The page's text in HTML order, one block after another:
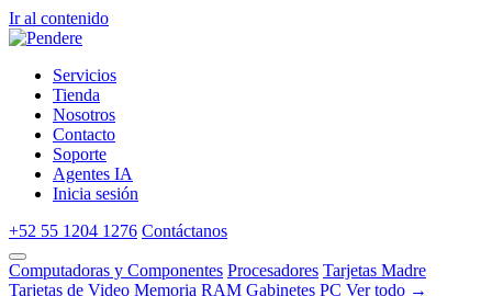
Ir al contenido
Servicios
Tienda
Nosotros
Contacto
Soporte
Agentes IA
Inicia sesión
+52 55 1204 1276 Contáctanos
Computadoras y Componentes Procesadores Tarjetas Madre
Tarjetas de Video Memoria RAM Gabinetes PC Ver todo →